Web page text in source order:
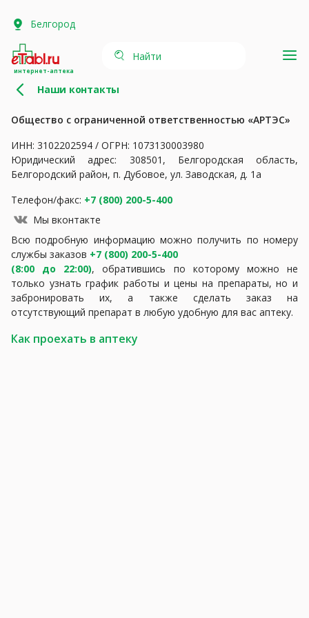
Белгород
интернет-аптека
Найти
Наши контакты
Общество с ограниченной ответственностью «АРТЭС»
ИНН: 3102202594 / ОГРН: 1073130003980
Юридический адрес: 308501, Белгородская область,
Белгородский район, п. Дубовое, ул. Заводская, д. 1а
Телефон/факс: +7 (800) 200-5-400
Мы вконтакте
Всю подробную информацию можно получить по номеру
службы заказов +7 (800) 200-5-400
(8:00 до 22:00), обратившись по которому можно не
только узнать график работы и цены на препараты, но и
забронировать их, а также сделать заказ на
отсутствующий препарат в любую удобную для вас аптеку.
Как проехать в аптеку